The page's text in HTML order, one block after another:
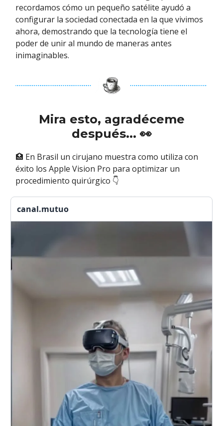
recordamos cómo un pequeño satélite ayudó a
configurar la sociedad conectada en la que vivimos
ahora, demostrando que la tecnología tiene el
poder de unir al mundo de maneras antes
inimaginables.
Mira esto, agradéceme
después... 👀
🏥 En Brasil un cirujano muestra como utiliza con
éxito los Apple Vision Pro para optimizar un
procedimiento quirúrgico 👇
canal.mutuo